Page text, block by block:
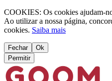
COOKIES: Os cookies ajudam-
Ao utilizar a nossa página,
cookies. Saiba mais
Fechar
Ok
Permitir